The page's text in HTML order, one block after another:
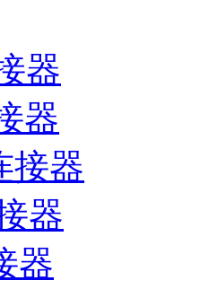
器
器
接器
器
器